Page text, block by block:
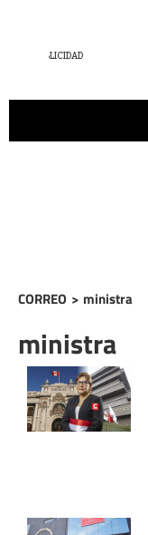
CORREO > ministra
ministra